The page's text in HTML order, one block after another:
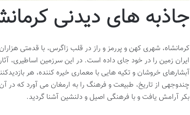
جاذبه های دیدنی
کرمانشاه، شهری کهن و پررمز و راز در قلب زاگرس، با قدمتی
ایران زمین را در خود جای داده است. در این سرزمین اساطیری،
آبشارهای خروشان و تکیه هایی با معماری خیره کننده، هر
چندوجهی از تاریخ، طبیعت و فرهنگ را به ارمغان می آورد که
بکر آرامش یافت و با فرهنگی اصیل و دلنشین آشنا گردید.